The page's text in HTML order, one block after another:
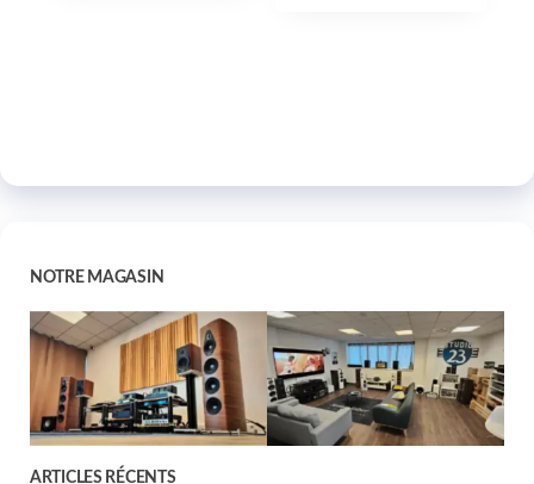
NOTRE MAGASIN
ARTICLES RÉCENTS